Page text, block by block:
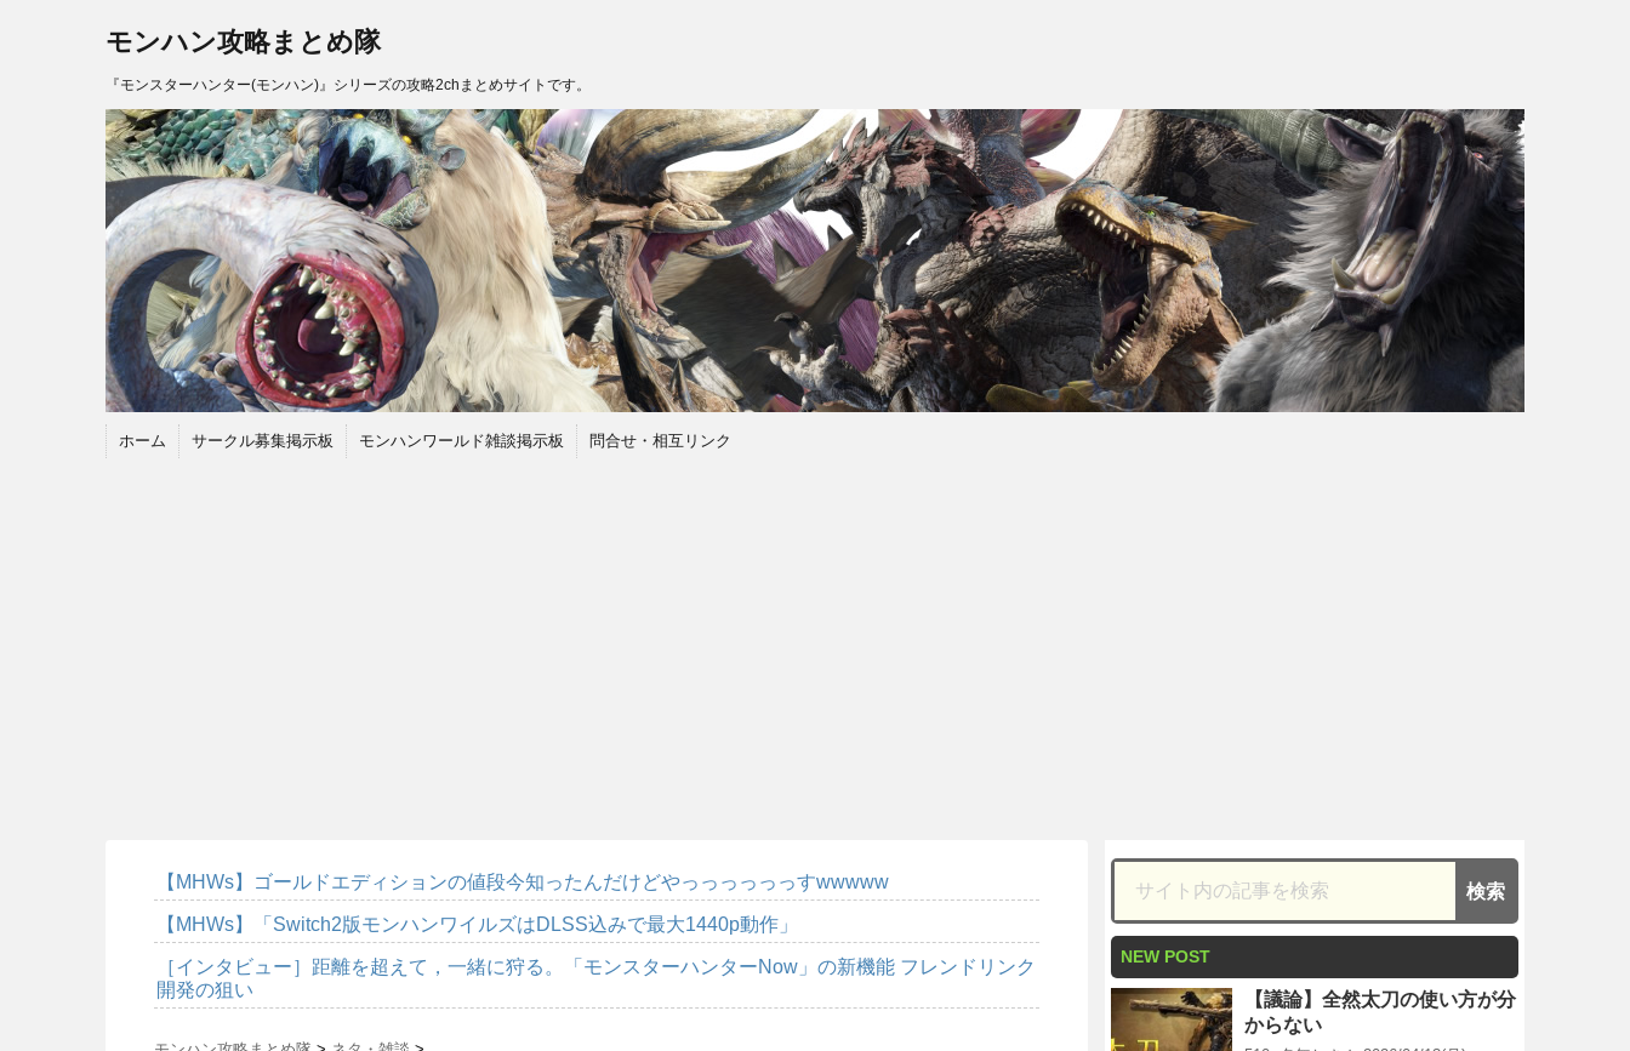
モンハン攻略まとめ隊
『モンスターハンター(モンハン)』シリーズの攻略2chまとめサイトです。
ホーム サークル募集掲示板 モンハンワールド雑談掲示板 問合せ・相互リンク
【MHWs】ゴールドエディションの値段今知ったんだけどやっっっっっっすwwwww
【MHWs】「Switch2版モンハンワイルズはDLSS込みで最大1440p動作」
［インタビュー］距離を超えて，一緒に狩る。「モンスターハンターNow」の新機能 フレンドリンク
開発の狙い
NEW POST
【議論】全然太刀の使い方が分
からない